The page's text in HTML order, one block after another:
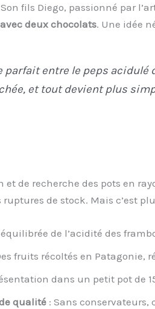
fils Diego, passionné par
deux chocolats. Une idée
parfait entre le peps
et tout devient plus
et de recherche des pots en
de stock. Mais c’est
équilibrée de l’acidité des
fruits récoltés en Patagonie,
dans un petit pot de
qualité : Sans